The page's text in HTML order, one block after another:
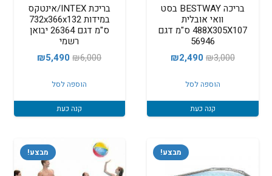
בריכה BESTWAY בסט
וואי אובלית
488X305X107 ס"מ דגם
56946
₪3,000
המחיר
היה:
₪3,000.
₪2,490
₪2,490.
הוספה לסל
קנה כעת
בריכת INTEX/אינטקס
במידות 732x366x132
ס"מ דגם 26364 יבואן
רשמי
₪6,000
המחיר
היה:
₪6,000.
₪5,490
המחיר
₪5,490.
הוספה לסל
קנה כעת
מבצע! מבצע!